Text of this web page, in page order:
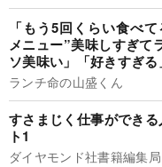
「もう5回くらい食べ
メニュー”美味しすぎて
ソ美味い」「好きすぎる
ランチ命の山盛くん
すさまじく仕事ができ
ト1
ダイヤモンド社書籍編集局